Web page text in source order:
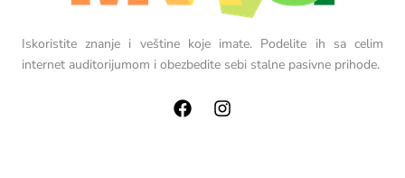
Iskoristite znanje i veštine koje imate. Podelite ih sa celim
internet auditorijumom i obezbedite sebi stalne pasivne prihode.